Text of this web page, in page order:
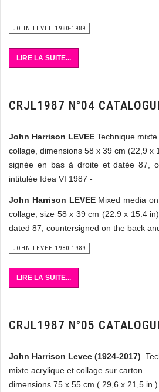
JOHN LEVEE 1980-1989
LIRE LA SUITE...
CRJL1987 N°04
John Harrison LEVEE Technique
collage, dimensions 58 x 39 cm (22,9 x
signée en bas à droite et datée 87,
intitulée Idea VI 1987 -
John Harrison LEVEEMixed media
collage, size 58 x 39 cm (22.9 x 15.4
dated 87, countersigned on the back
JOHN LEVEE 1980-1989
LIRE LA SUITE...
CRJL1987 N°05
John Harrison Levee (1924-2017)
mixte acrylique et collage sur carton
dimensions 75 x 55 cm ( 29,6 x 21,5